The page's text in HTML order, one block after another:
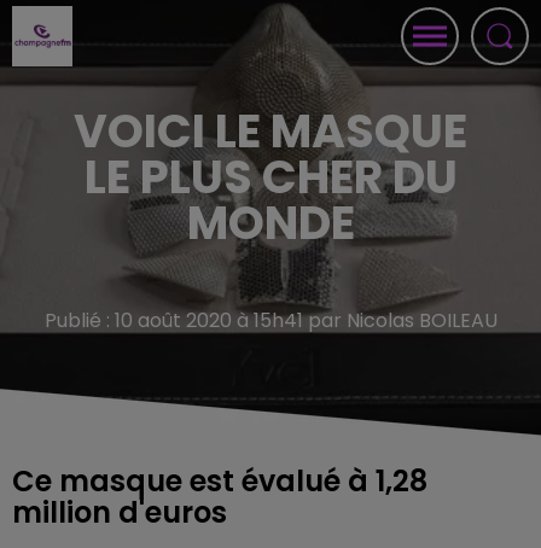
VOICI LE MASQUE
LE PLUS CHER DU
MONDE
Publié : 10 août 2020 à 15h41 par Nicolas BOILEAU
Ce masque est évalué à 1,28
million d'euros